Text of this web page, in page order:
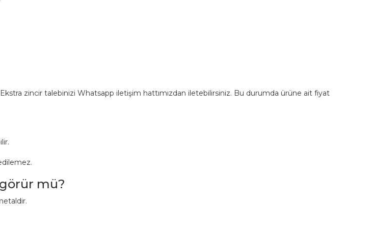
Ekstra zincir talebinizi Whatsapp iletişim hattımızdan iletebilirsiniz. Bu durumda ürüne ait fiyat
mü?